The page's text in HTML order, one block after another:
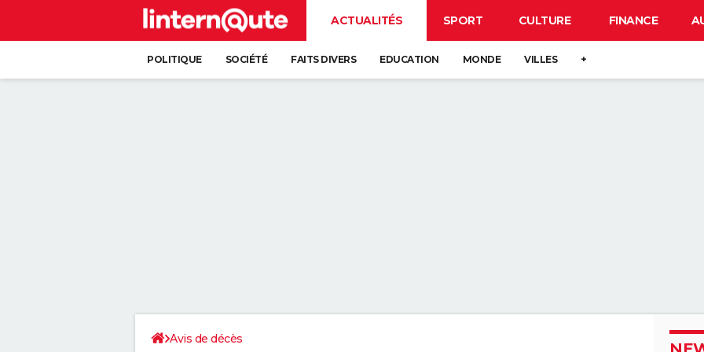
ACTUALITÉS SPORT CULTURE FINANCE
POLITIQUE SOCIÉTÉ FAITS DIVERS EDUCATION MONDE VILLES +
Avis de décès